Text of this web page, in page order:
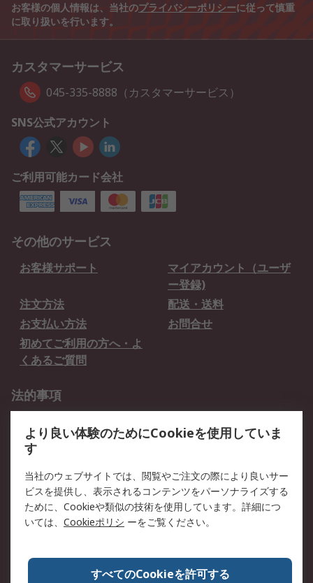
お客様の個人情報は、当社のプライバシーポリシーに従って慎重
に取り扱いを行います。
カスタマーサービス
045-335-8888（カスタマーサービス）
SNS公式アカウント
ご利用可能カード会社
その他のサービス
お客様サポート
マイアカウント（ユーザ
ー登録)
注文方法
配送・送料
お支払い方法
お問合せ
初めてご利用の方へ・よ
くあるご質問
法的事項
クッキーポリシー
RSについて
会社概要
採用情報
プレスリリース＆お知ら
コーポレートサイト
全世界のRS
RSの歴史
ESGへの取り組み（英語）
認証について
より良い体験のためにCookieを使用していま
す
当社のウェブサイトでは、閲覧やご注文の際により良いサー
ビスを提供し、表示されるコンテンツをパーソナライズする
ために、Cookieや類似の技術を使用しています。詳細につ
いては、 Cookieポリシ ーをご覧ください。
すべてのCookieを許可する